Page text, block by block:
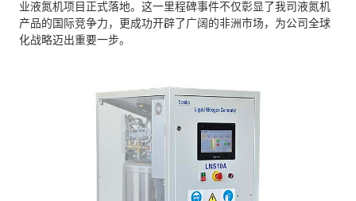
业液氮机项目正式落地。这一里程碑事件不仅彰显了我司液氮机
产品的国际竞争力，更成功开辟了广阔的非洲市场，为公司全球
化战略迈出重要一步。